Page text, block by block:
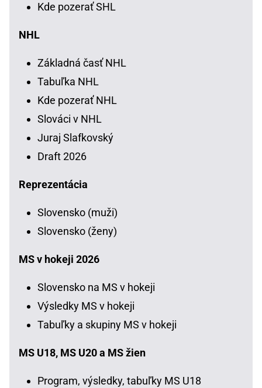
Kde pozerať SHL
NHL
Základná časť NHL
Tabuľka NHL
Kde pozerať NHL
Slováci v NHL
Juraj Slafkovský
Draft 2026
Reprezentácia
Slovensko (muži)
Slovensko (ženy)
MS v hokeji 2026
Slovensko na MS v hokeji
Výsledky MS v hokeji
Tabuľky a skupiny MS v hokeji
MS U18, MS U20 a MS žien
Program, výsledky, tabuľky MS U18